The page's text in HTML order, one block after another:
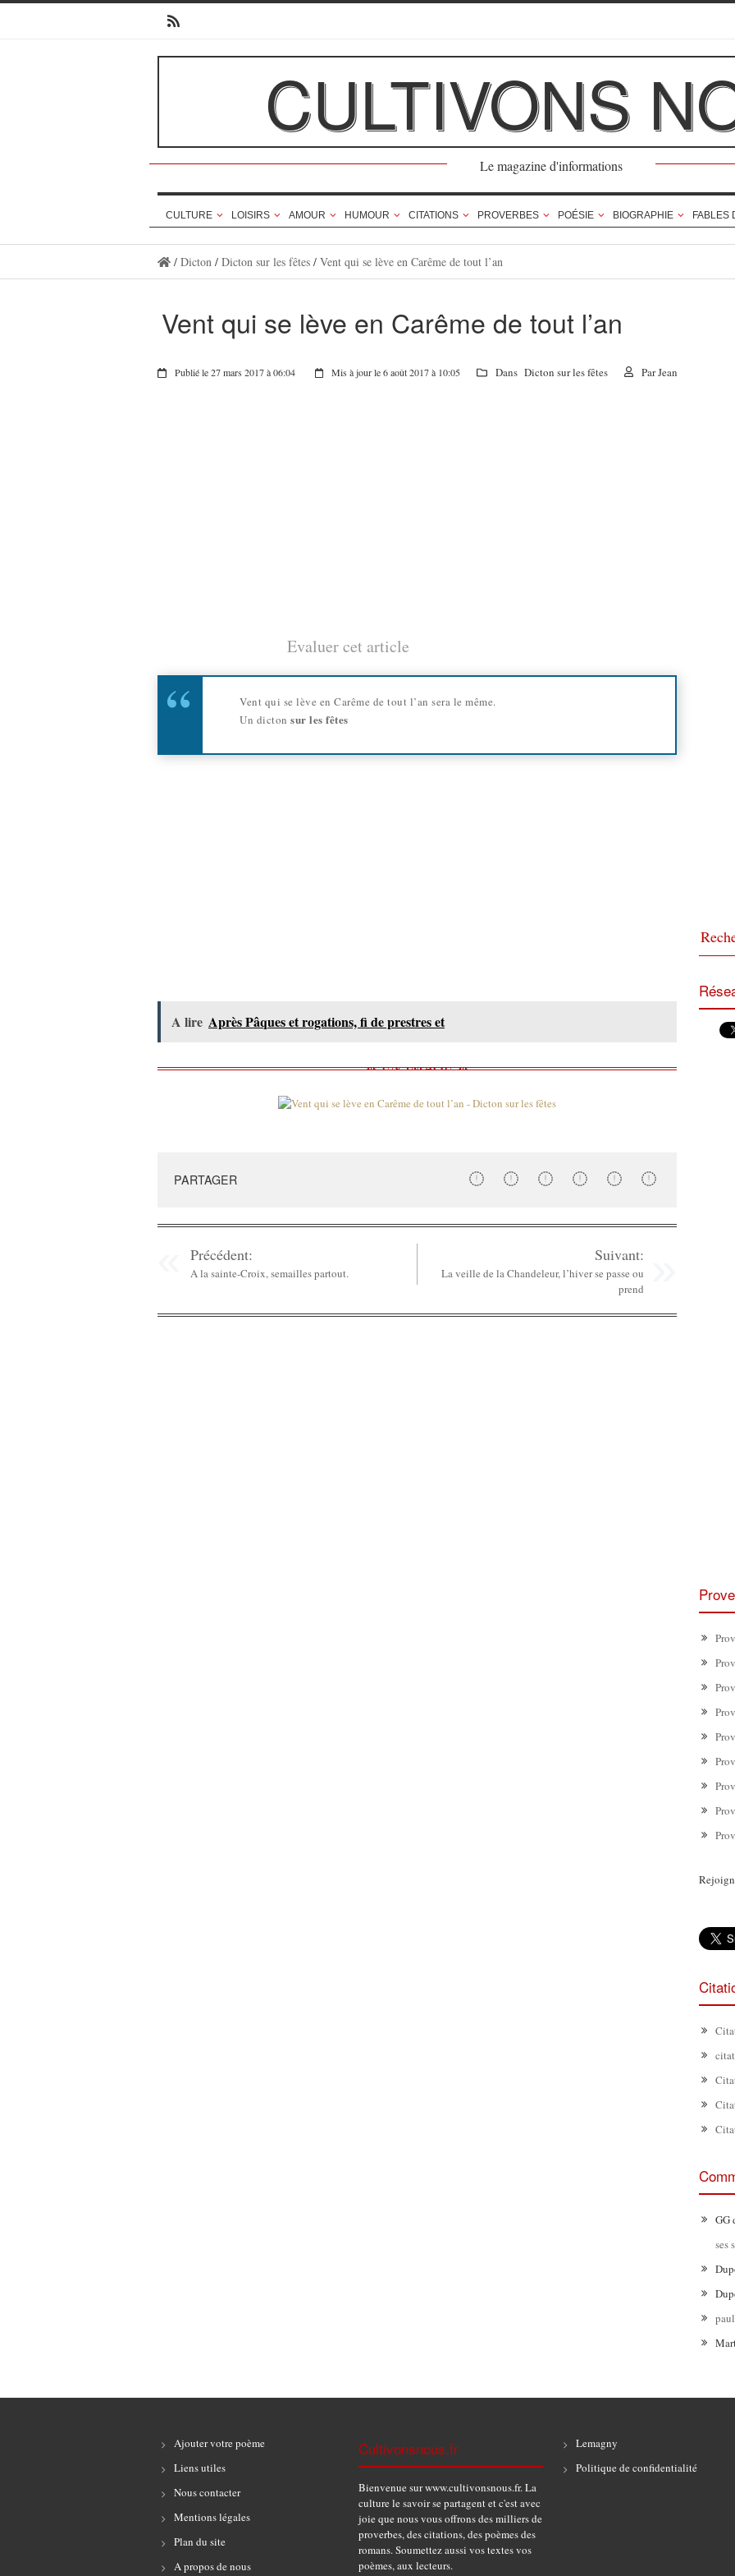
CULTIVONS
Le magazine d'informations
CULTURE LOISIRS AMOUR HUMOUR CITATIONS PROVERBES POÉSIE BIOGRAPHIE FABLES
/ Dicton/ Dicton sur les fêtes/ Vent qui se lève en Carême de tout l’an
Vent qui se lève en Carême de tout l’an
Publié le 27 mars 2017 à 06:04 Mis à jour le 6 août 2017 à 10:05 Dans Dicton sur les fêtes ParJean
Evaluer cet article
Vent qui se lève en Carême de tout l’an sera le même.
Un dicton sur les fêtes
A lire Après Pâques et rogations, fi de prestres et
PARTAGER
Précédent:
A la sainte-Croix, semailles partout.
Suivant:
La veille de la Chandeleur, l’hiver se passe ou
prend
GG
ses
paul
Ajouter votre poème
Liens utiles
Nous contacter
Mentions légales
Plan du site
A propos de nous
Cultivonsnous.fr
Bienvenue sur www.cultivonsnous.fr. La
culture le savoir se partagent et c'est avec
joie que nous vous offrons des milliers de
proverbes, des citations, des poèmes des
romans. Soumettez aussi vos textes vos
poèmes, aux lecteurs.
Lemagny
Politique de confidentialité